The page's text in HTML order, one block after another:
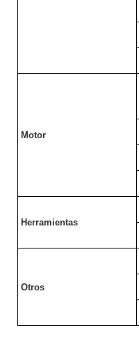
Motor
Herramientas
Otros